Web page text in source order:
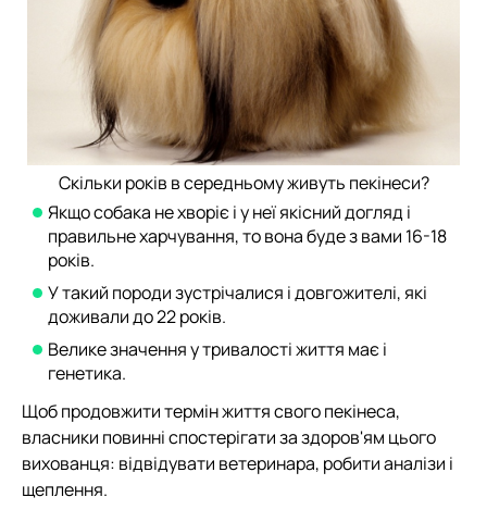
Скільки років в середньому живуть пекінеси?
Якщо собака не хворіє і у неї якісний догляд і
правильне харчування, то вона буде з вами 16-18
років.
У такий породи зустрічалися і довгожителі, які
доживали до 22 років.
Велике значення у тривалості життя має і
генетика.
Щоб продовжити термін життя свого пекінеса,
власники повинні спостерігати за здоров'ям цього
вихованця: відвідувати ветеринара, робити аналізи і
щеплення.